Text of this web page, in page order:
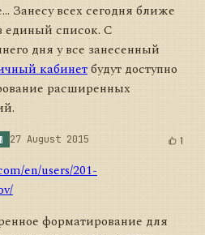
Занесу всех сегодня ближе
единый список. С
дня у все занесенный
кабинетбудут доступно
расширенных
27 August 2015 1
en/users/201-
форматирование для